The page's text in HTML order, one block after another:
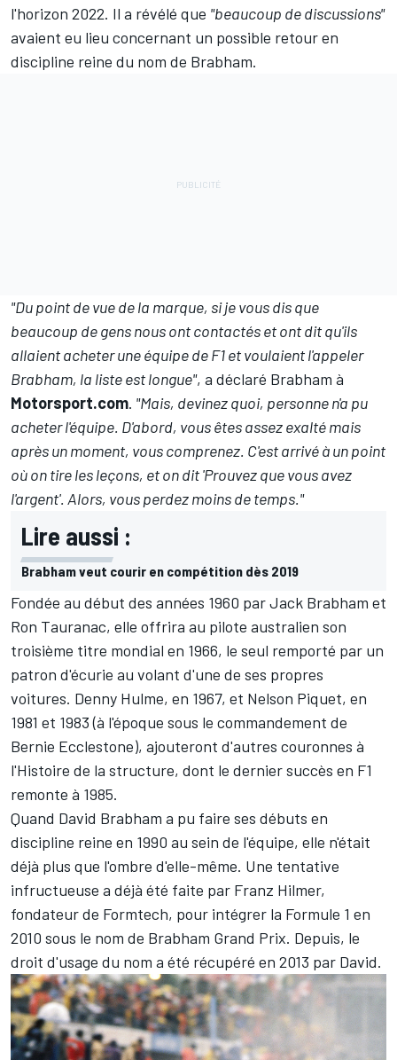
l'horizon 2022. Il a révélé que "beaucoup de discussions"
avaient eu lieu concernant un possible retour en
discipline reine du nom de Brabham.
"Du point de vue de la marque, si je vous dis que
beaucoup de gens nous ont contactés et ont dit qu'ils
allaient acheter une équipe de F1 et voulaient l'appeler
Brabham, la liste est longue", a déclaré Brabham à
Motorsport.com. "Mais, devinez quoi, personne n'a pu
acheter l'équipe. D'abord, vous êtes assez exalté mais
après un moment, vous comprenez. C'est arrivé à un point
où on tire les leçons, et on dit 'Prouvez que vous avez
l'argent'. Alors, vous perdez moins de temps."
Lire aussi :
Brabham veut courir en compétition dès 2019
Fondée au début des années 1960 par Jack Brabham et
Ron Tauranac, elle offrira au pilote australien son
troisième titre mondial en 1966, le seul remporté par un
patron d'écurie au volant d'une de ses propres
voitures. Denny Hulme, en 1967, et Nelson Piquet, en
1981 et 1983 (à l'époque sous le commandement de
Bernie Ecclestone), ajouteront d'autres couronnes à
l'Histoire de la structure, dont le dernier succès en F1
remonte à 1985.
Quand David Brabham a pu faire ses débuts en
discipline reine en 1990 au sein de l'équipe, elle n'était
déjà plus que l'ombre d'elle-même. Une tentative
infructueuse a déjà été faite par Franz Hilmer,
fondateur de Formtech, pour intégrer la Formule 1 en
2010 sous le nom de Brabham Grand Prix. Depuis, le
droit d'usage du nom a été récupéré en 2013 par David.